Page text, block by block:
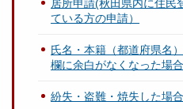
居所申請(秋田県内に住民
ている方の申請）
氏名・本籍（都道府県名
欄に余白がなくなった場
紛失・盗難・焼失した場合